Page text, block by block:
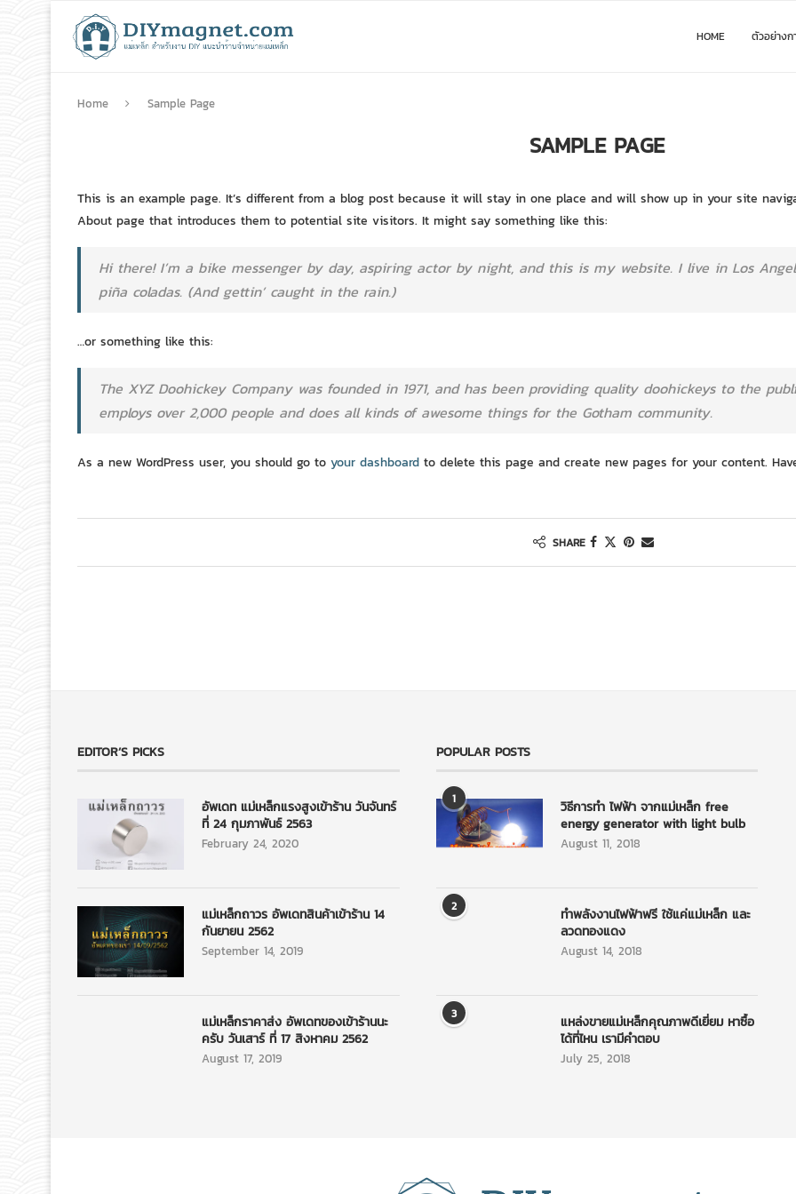
HOME ตัวอย่างก
Home Sample Page
SAMPLE PAGE
This is an example page. It’s different from a blog post because it will stay in one place and will show up in your site
About page that introduces them to potential site visitors. It might say something like this:
Hi there! I’m a bike messenger by day, aspiring actor by night, and this is my website. I live in Los
piña coladas. (And gettin’ caught in the rain.)
…or something like this:
The XYZ Doohickey Company was founded in 1971, and has been providing quality doohickeys to the
employs over 2,000 people and does all kinds of awesome things for the Gotham community.
As a new WordPress user, you should go to your dashboard to delete this page and create new pages for your content.
SHARE
EDITOR’S PICKS
อัพเดท แม่เหล็กแรงสูงเข้าร้าน วันจันทร์
ที่ 24 กุมภาพันธ์ 2563
February 24, 2020
แม่เหล็กถาวร อัพเดทสินค้าเข้าร้าน 14
กันยายน 2562
September 14, 2019
แม่เหล็กราคาส่ง อัพเดทของเข้าร้านนะ
ครับ วันเสาร์ ที่ 17 สิงหาคม 2562
August 17, 2019
POPULAR POSTS
1
วิธีการทำ ไฟฟ้า จากแม่เหล็ก free
energy generator with light bulb
August 11, 2018
2
ทำพลังงานไฟฟ้าฟรี ใช้แค่แม่เหล็ก และ
ลวดทองแดง
August 14, 2018
3
แหล่งขายแม่เหล็กคุณภาพดีเยี่ยม หาซื้อ
ได้ที่ไหน เรามีคำตอบ
July 25, 2018